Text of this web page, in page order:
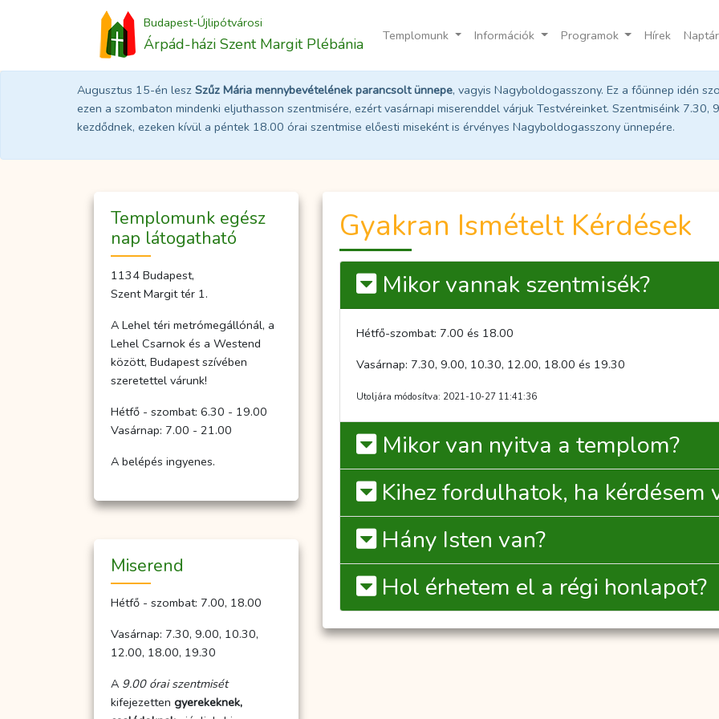
Budapest-Újlipótvárosi
Árpád-házi Szent Margit Plébánia Templomunk Információk Programok Hírek Naptár
Augusztus 15-én leszSzűz Mária mennybevételének parancsolt ünnepe, vagyis Nagyboldogasszony. Ez a főünnep idén
ezen a szombaton mindenki eljuthasson szentmisére, ezért vasárnapi miserenddel várjuk Testvéreinket. Szentmiséink
kezdődnek, ezeken kívül a péntek 18.00 órai szentmise előesti miseként is érvényes Nagyboldogasszony ünnepére.
Gyakran Ismételt Kérdések
Mikor vannak szentmisék?
Hétfő-szombat: 7.00 és 18.00
Vasárnap: 7.30, 9.00, 10.30, 12.00, 18.00 és 19.30
Utoljára módosítva: 2021-10-27 11:41:36
Mikor van nyitva a templom?
Kihez fordulhatok, ha kérdésem
Hány Isten van?
Hol érhetem el a régi honlapot?
Temp­­lo­­munk egész
nap lá­to­gat­ha­tó
1134 Budapest,
Szent Margit tér 1.
A Lehel téri metrómegállónál, a
Lehel Csarnok és a Westend
között, Budapest szívében
szeretettel várunk!
Hétfő - szombat: 6.30 - 19.00
Vasárnap: 7.00 - 21.00
A belépés ingyenes.
Miserend
Hétfő - szombat: 7.00, 18.00
Vasárnap: 7.30, 9.00, 10.30,
12.00, 18.00, 19.30
A 9.00 órai szentmisét
kifejezetten gyerekeknek,